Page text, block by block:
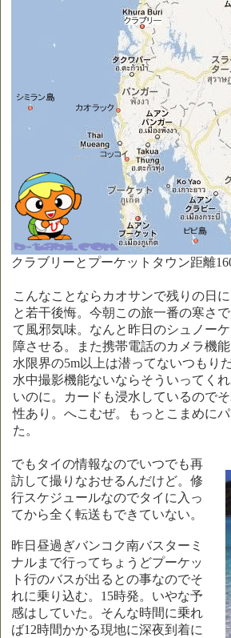
クラブリーとプーケットタウン距離
こんなことならカオサンで残りの日
と若干後悔。今朝この旅一番の寒さ
て風邪気味。なんと昨日のシュノー
障させる。また携帯電話のカメラ機
水限界の5m以上は潜ってないつもり
水中撮影機能ないならそういってく
いのに。カードも浸水しているので
性あり。へこむぜ。もっとこまめに
た。
でもタイの情報なのでいつでも再
訪して撮りなおせるんだけど。修
行スケジュールなのでタイに入っ
てから全く転送もできていない。
昨日昼過ぎバンコク南バスターミ
ナルまで行ってちょうどプーケッ
ト行のバスが出るとの事なのでそ
れに乗り込む。15時発。いやな予
感はしていた。そんな時間に乗れ
ば12時間かかる現地に深夜到着に